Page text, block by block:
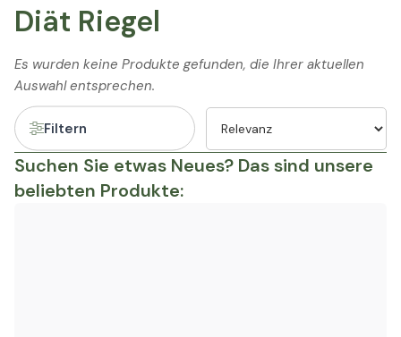
Diät Riegel
Es wurden keine Produkte gefunden, die Ihrer aktuellen
Auswahl entsprechen.
Filtern
Suchen Sie etwas Neues? Das sind unsere
beliebten Produkte: